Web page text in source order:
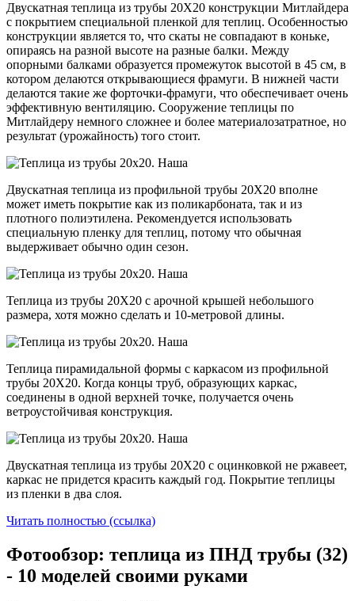
Двускатная теплица из трубы 20Х20 конструкции Митлайдера
с покрытием специальной пленкой для теплиц. Особенностью
конструкции является то, что скаты не совпадают в коньке,
опираясь на разной высоте на разные балки. Между
опорными балками образуется промежуток высотой в 45 см, в
котором делаются открывающиеся фрамуги. В нижней части
делаются такие же форточки-фрамуги, что обеспечивает очень
эффективную вентиляцию. Сооружение теплицы по
Митлайдеру немного сложнее и более материалозатратное, но
результат (урожайность) того стоит.
Двускатная теплица из профильной трубы 20Х20 вполне
может иметь покрытие как из поликарбоната, так и из
плотного полиэтилена. Рекомендуется использовать
специальную пленку для теплиц, потому что обычная
выдерживает обычно один сезон.
Теплица из трубы 20Х20 с арочной крышей небольшого
размера, хотя можно сделать и 10-метровой длины.
Теплица пирамидальной формы с каркасом из профильной
трубы 20Х20. Когда концы труб, образующих каркас,
соединены в одной верхней точке, получается очень
ветроустойчивая конструкция.
Двускатная теплица из трубы 20Х20 с оцинковкой не ржавеет,
каркас не придется красить каждый год. Покрытие теплицы
из пленки в два слоя.
Читать полностью (ссылка)
Фотообзор: теплица из ПНД трубы (32)
- 10 моделей своими руками